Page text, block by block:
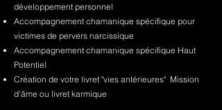
développement personnel
Accompagnement chamanique spécifique pour
victimes de pervers narcissique
Accompagnement chamanique spécifique Haut
Potentiel
Création de votre livret "vies antérieures" Mission
d'âme ou livret karmique